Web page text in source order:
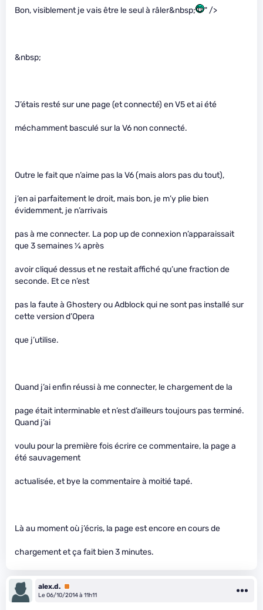
Bon, visiblement je vais être le seul à râler&nbsp; " />
&nbsp;
J’étais resté sur une page (et connecté) en V5 et ai été
méchamment basculé sur la V6 non connecté.
Outre le fait que n’aime pas la V6 (mais alors pas du tout),
j’en ai parfaitement le droit, mais bon, je m’y plie bien
évidemment, je n’arrivais
pas à me connecter. La pop up de connexion n’apparaissait
que 3 semaines ¼ après
avoir cliqué dessus et ne restait affiché qu’une fraction de
seconde. Et ce n’est
pas la faute à Ghostery ou Adblock qui ne sont pas installé sur
cette version d’Opera
que j’utilise.
Quand j’ai enfin réussi à me connecter, le chargement de la
page était interminable et n’est d’ailleurs toujours pas terminé.
Quand j’ai
voulu pour la première fois écrire ce commentaire, la page a
été sauvagement
actualisée, et bye la commentaire à moitié tapé.
Là au moment où j’écris, la page est encore en cours de
chargement et ça fait bien 3 minutes.
alex.d. Premium
Le 06/10/2014 à 11h11